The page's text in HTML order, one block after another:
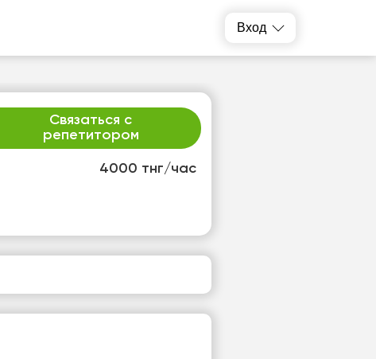
Вход
4000 тнг/час
Связаться с
репетитором
12
13
свободных